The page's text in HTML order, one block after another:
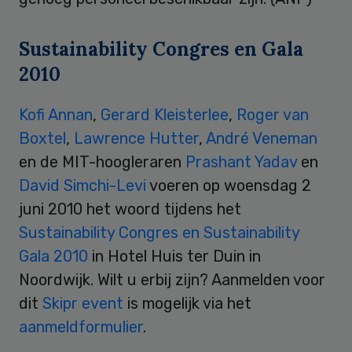
Sustainability Congres en Gala
2010
Kofi Annan, Gerard Kleisterlee, Roger van
Boxtel, Lawrence Hutter, André Veneman
en de MIT-hoogleraren Prashant Yadav en
David Simchi-Levi voeren op woensdag 2
juni 2010 het woord tijdens het
Sustainability Congres en Sustainability
Gala 2010 in Hotel Huis ter Duin in
Noordwijk. Wilt u erbij zijn? Aanmelden voor
dit Skipr event is mogelijk via het
aanmeldformulier.